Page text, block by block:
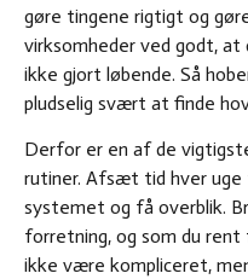
gøre tingene rigtigt og
virksomheder ved godt,
ikke gjort løbende. Så
pludselig svært at finde
Derfor er en af de
rutiner. Afsæt tid hver uge
systemet og få overblik.
forretning, og som du
ikke være kompliceret,